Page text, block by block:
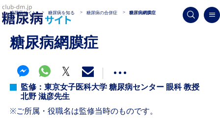
糖尿病サイト 糖尿病を知る 糖尿病の合併症 糖尿病網膜症
糖尿病網膜症
監修：東京女子医科大学 糖尿病センター 眼科 教授
北野 滋彦先生
※ご所属・役職名は監修当時のものです。